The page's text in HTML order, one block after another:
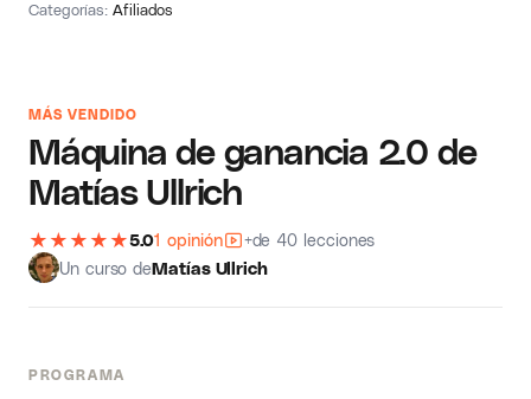
MÁS VENDIDO
Máquina de ganancia 2.0 de
Matías Ullrich
★ ★ ★ ★ ★5.01 opinión
+de 40 lecciones
Un curso deMatías Ullrich
PROGRAMA
Categorías:Afiliados